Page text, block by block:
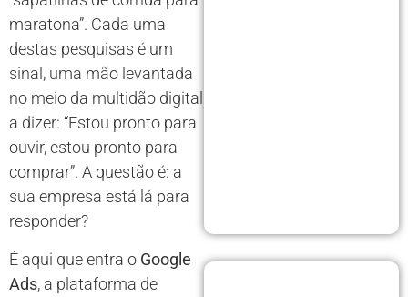
maratona”. Cada uma
destas pesquisas é um
sinal, uma mão levantada
no meio da multidão digital
a dizer: “Estou pronto para
ouvir, estou pronto para
comprar”. A questão é: a
sua empresa está lá para
responder?
É aqui que entra o Google
Ads, a plataforma de